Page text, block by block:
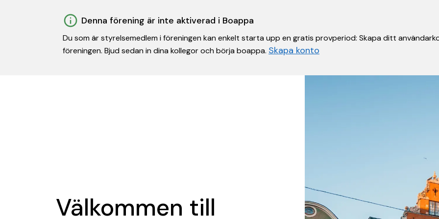
Denna förening är inte aktiverad i Boappa
Du som är styrelsemedlem i föreningen kan enkelt starta upp en gratis provperiod: Skapa ditt
föreningen. Bjud sedan in dina kollegor och börja boappa. Skapa konto
Välkommen till